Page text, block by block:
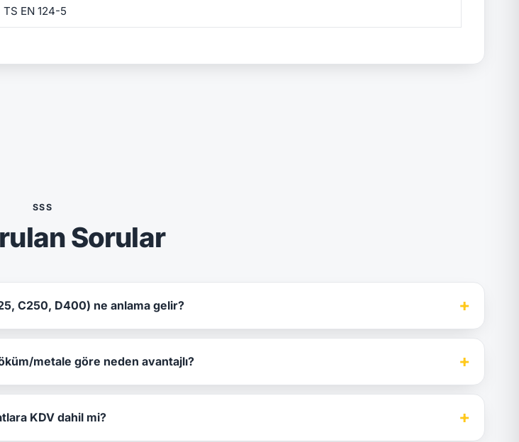
TS EN 124-5
SSS
Sorular
C250, D400) ne anlama gelir? +
metale göre neden avantajlı? +
KDV dahil mi? +